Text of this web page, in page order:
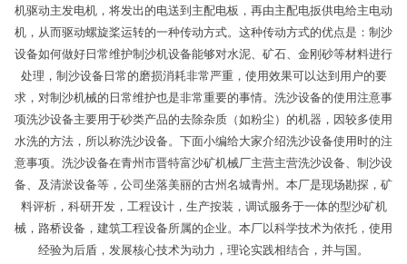
机驱动主发电机，将发出的电送到主配电板，再由主配电扳供电给主电动
机，从而驱动螺旋桨运转的一种传动方式。这种传动方式的优点是：制沙
设备如何做好日常维护制沙机设备能够对水泥、矿石、金刚砂等材料进行
处理，制沙设备日常的磨损消耗非常严重，使用效果可以达到用户的要
求，对制沙机械的日常维护也是非常重要的事情。洗沙设备的使用注意事
项洗沙设备主要用于砂类产品的去除杂质（如粉尘）的机器，因较多使用
水洗的方法，所以称洗沙设备。下面小编给大家介绍洗沙设备使用时的注
意事项。洗沙设备在青州市晋特富沙矿机械厂主营主营洗沙设备、制沙设
备、及清淤设备等，公司坐落美丽的古州名城青州。本厂是现场勘探，矿
料评析，科研开发，工程设计，生产按装，调试服务于一体的型沙矿机
械，路桥设备，建筑工程设备所属的企业。本厂以科学技术为依托，使用
经验为后盾，发展核心技术为动力，理论实践相结合，并与国。